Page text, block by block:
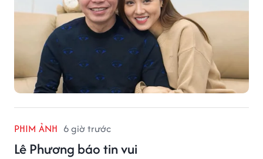
PHIM ẢNH 6 giờ trước
Lê Phương báo tin vui